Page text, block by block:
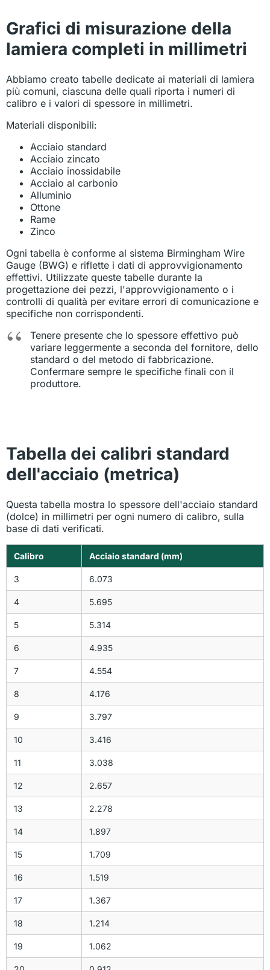
Grafici di misurazione della
lamiera completi in millimetri
Abbiamo creato tabelle dedicate ai materiali di lamiera
più comuni, ciascuna delle quali riporta i numeri di
calibro e i valori di spessore in millimetri.
Materiali disponibili:
Acciaio standard
Acciaio zincato
Acciaio inossidabile
Acciaio al carbonio
Alluminio
Ottone
Rame
Zinco
Ogni tabella è conforme al sistema Birmingham Wire
Gauge (BWG) e riflette i dati di approvvigionamento
effettivi. Utilizzate queste tabelle durante la
progettazione dei pezzi, l'approvvigionamento o i
controlli di qualità per evitare errori di comunicazione e
specifiche non corrispondenti.
Tenere presente che lo spessore effettivo può
variare leggermente a seconda del fornitore, dello
standard o del metodo di fabbricazione.
Confermare sempre le specifiche finali con il
produttore.
Tabella dei calibri standard
dell'acciaio (metrica)
Questa tabella mostra lo spessore dell'acciaio standard
(dolce) in millimetri per ogni numero di calibro, sulla
base di dati verificati.
Calibro Acciaio standard (mm)
3 6.073
4 5.695
5 5.314
6 4.935
7 4.554
8 4.176
9 3.797
10 3.416
11 3.038
12 2.657
13 2.278
14 1.897
15 1.709
16 1.519
17 1.367
18 1.214
19 1.062